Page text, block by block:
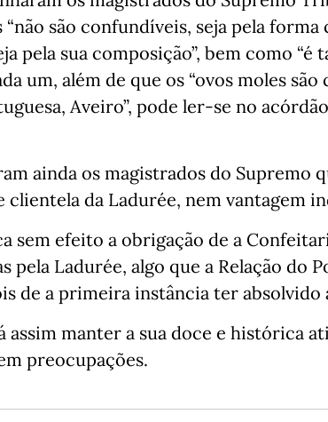
são confundíveis, seja pela
pela sua composição”, bem como “é
um, além de que os “ovos moles
Aveiro”, pode ler-se no
ainda os magistrados do Supremo
clientela da Ladurée, nem vantagem
sem efeito a obrigação de a
pela Ladurée, algo que a Relação do
de a primeira instância ter absolvido
assim manter a sua doce e histórica
preocupações.